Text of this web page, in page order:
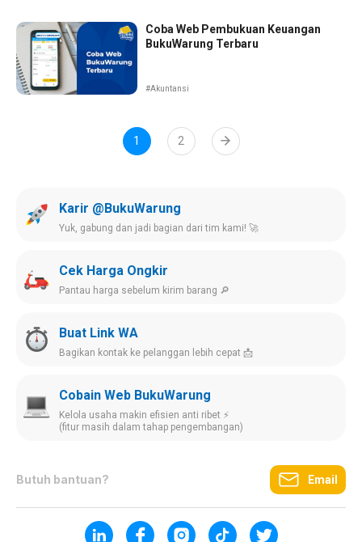
Coba Web Pembukuan Keuangan
BukuWarung Terbaru
#Akuntansi
1 2
Karir @BukuWarung
Yuk, gabung dan jadi bagian dari tim kami! 🚀
Cek Harga Ongkir
Pantau harga sebelum kirim barang 🔎
Buat Link WA
Bagikan kontak ke pelanggan lebih cepat 📩
Cobain Web BukuWarung
Kelola usaha makin efisien anti ribet ⚡️
(fitur masih dalam tahap pengembangan)
Butuh bantuan? Email